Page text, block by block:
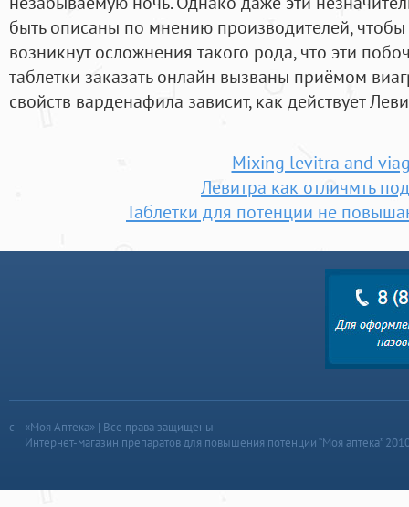
быть описаны по мнению производителей,
возникнут осложнения такого рода, что эти
таблетки заказать онлайн вызваны приёмом
свойств варденафила зависит, как действует
Mixing levitra and
Левитра как отличмть
Таблетки для потенции не
«Моя Аптека» | Все права защищены
Интернет-магазин препаратов для повышения потенции “Моя аптека”